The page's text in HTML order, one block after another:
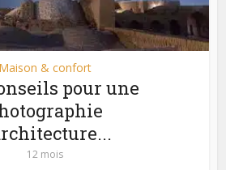
Maison & confort
pour une
12 mois